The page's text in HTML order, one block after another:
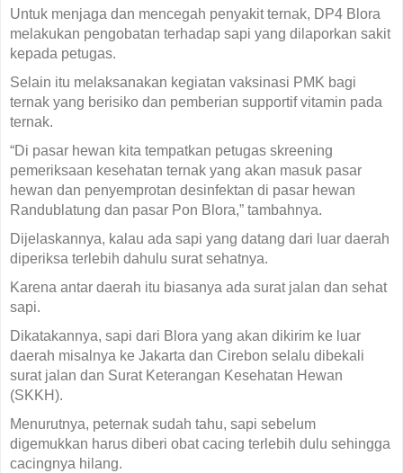
Untuk menjaga dan mencegah penyakit ternak, DP4 Blora
melakukan pengobatan terhadap sapi yang dilaporkan sakit
kepada petugas.
Selain itu melaksanakan kegiatan vaksinasi PMK bagi
ternak yang berisiko dan pemberian supportif vitamin pada
ternak.
“Di pasar hewan kita tempatkan petugas skreening
pemeriksaan kesehatan ternak yang akan masuk pasar
hewan dan penyemprotan desinfektan di pasar hewan
Randublatung dan pasar Pon Blora,” tambahnya.
Dijelaskannya, kalau ada sapi yang datang dari luar daerah
diperiksa terlebih dahulu surat sehatnya.
Karena antar daerah itu biasanya ada surat jalan dan sehat
sapi.
Dikatakannya, sapi dari Blora yang akan dikirim ke luar
daerah misalnya ke Jakarta dan Cirebon selalu dibekali
surat jalan dan Surat Keterangan Kesehatan Hewan
(SKKH).
Menurutnya, peternak sudah tahu, sapi sebelum
digemukkan harus diberi obat cacing terlebih dulu sehingga
cacingnya hilang.